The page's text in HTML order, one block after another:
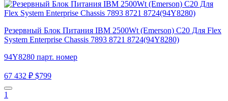
Резервный Блок Питания IBM 2500Wt (Emerson) C20 Для Flex
System Enterprise Chassis 7893 8721 8724(94Y8280)
94Y8280 парт. номер
67 432 ₽ $799
1